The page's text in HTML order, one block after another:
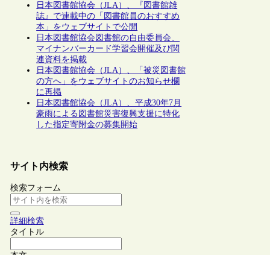
日本図書館協会（JLA）、『図書館雑
誌』で連載中の「図書館員のおすすめ
本」をウェブサイトで公開
日本図書館協会図書館の自由委員会、
マイナンバーカード学習会開催及び関
連資料を掲載
日本図書館協会（JLA）、「被災図書館
の方へ」をウェブサイトのお知らせ欄
に再掲
日本図書館協会（JLA）、平成30年7月
豪雨による図書館災害復興支援に特化
した指定寄附金の募集開始
サイト内検索
検索フォーム
詳細検索
タイトル